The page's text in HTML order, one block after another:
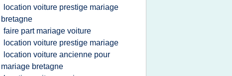
location voiture prestige mariage
bretagne
faire part mariage voiture
location voiture prestige mariage
location voiture ancienne pour
mariage bretagne